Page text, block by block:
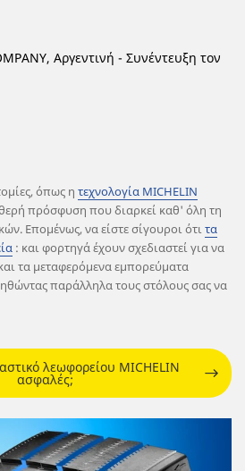
Αργεντινή - Συνέντευξη τον
όπως η τεχνολογία MICHELIN
πρόσφυση που διαρκεί καθ' όλη τη
Επομένως, να είστε σίγουροι ότιτα
: και φορτηγά έχουν σχεδιαστεί για να
τα μεταφερόμενα εμπορεύματα
παράλληλα τους στόλους σας να
λεωφορείου MICHELIN
ασφαλές;